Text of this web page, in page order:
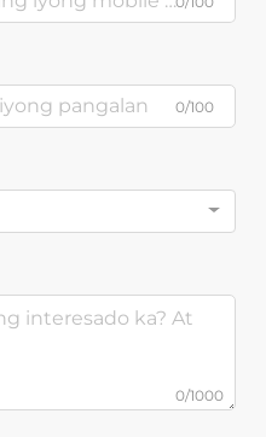
0/100
0/1000